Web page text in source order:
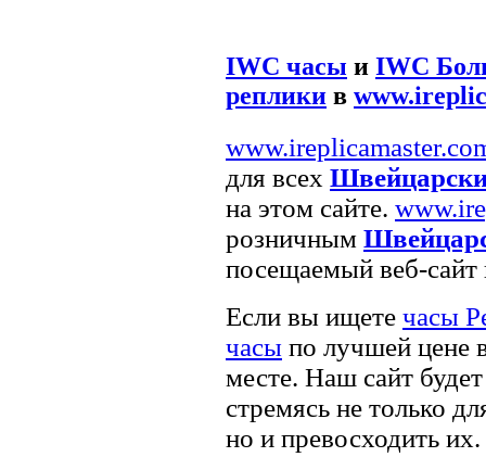
IWC часы и IWC
реплики в
для всех
на этом сайте.
розничным
посещаемый веб-сайт
Если вы ищете часы
часы по лучшей цене
месте. Наш сайт
стремясь не только
но и превосходить их.